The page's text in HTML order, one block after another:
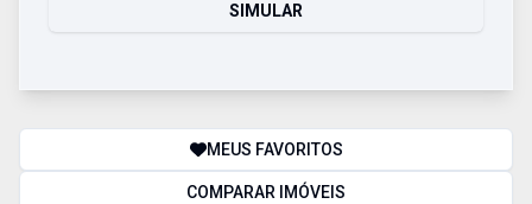
SIMULAR
MEUS FAVORITOS
COMPARAR IMÓVEIS